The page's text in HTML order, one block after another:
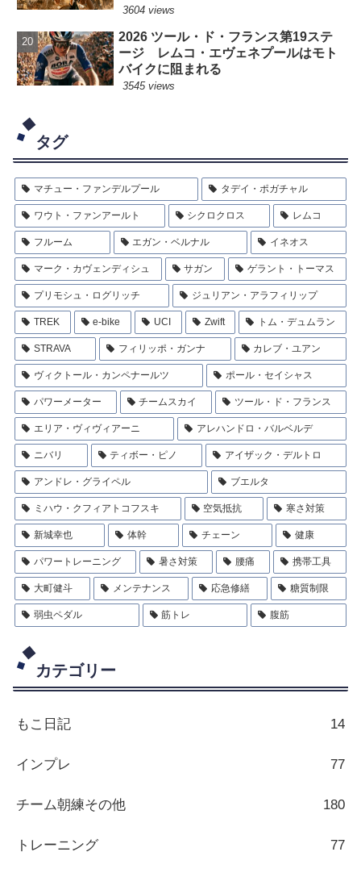
3604 views
2026 ツール・ド・フランス第19ステ
ージ レムコ・エヴェネプールはモト
バイクに阻まれる
3545 views
タグ
マチュー・ファンデルプール タデイ・ポガチャル
ワウト・ファンアールト シクロクロス レムコ
フルーム エガン・ベルナル イネオス
マーク・カヴェンディシュ サガン ゲラント・トーマス
プリモシュ・ログリッチ ジュリアン・アラフィリップ
TREK e-bike UCI Zwift トム・デュムラン
STRAVA フィリッポ・ガンナ カレブ・ユアン
ヴィクトール・カンペナールツ ポール・セイシャス
パワーメーター チームスカイ ツール・ド・フランス
エリア・ヴィヴィアーニ アレハンドロ・バルベルデ
ニバリ ティボー・ピノ アイザック・デルトロ
アンドレ・グライペル ブエルタ
ミハウ・クフィアトコフスキ 空気抵抗 寒さ対策
新城幸也 体幹 チェーン 健康
パワートレーニング 暑さ対策 腰痛 携帯工具
大町健斗 メンテナンス 応急修繕 糖質制限
弱虫ペダル 筋トレ 腹筋
カテゴリー
もこ日記 14
インプレ 77
チーム朝練その他 180
トレーニング 77